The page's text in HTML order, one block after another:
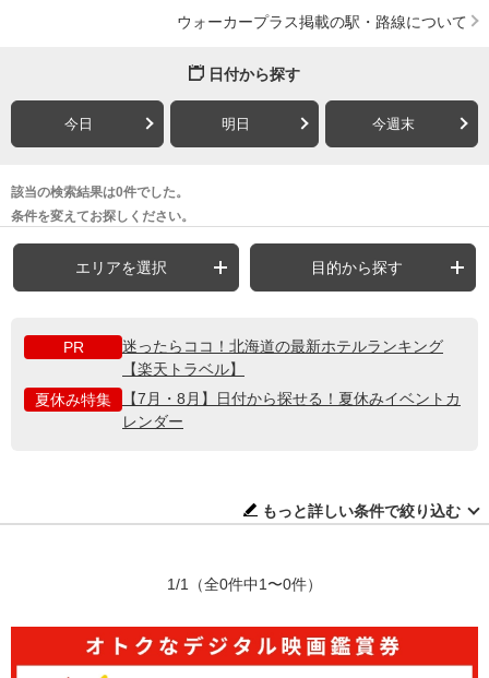
ウォーカープラス掲載の駅・路線について
日付から探す
今日 明日 今週末
該当の検索結果は0件でした。
条件を変えてお探しください。
エリアを選択 目的から探す
PR
迷ったらココ！北海道の最新ホテルランキング
【楽天トラベル】
夏休み特集
【7月・8月】日付から探せる！夏休みイベントカ
レンダー
もっと詳しい条件で絞り込む
1/1 （全0件中1〜0件）